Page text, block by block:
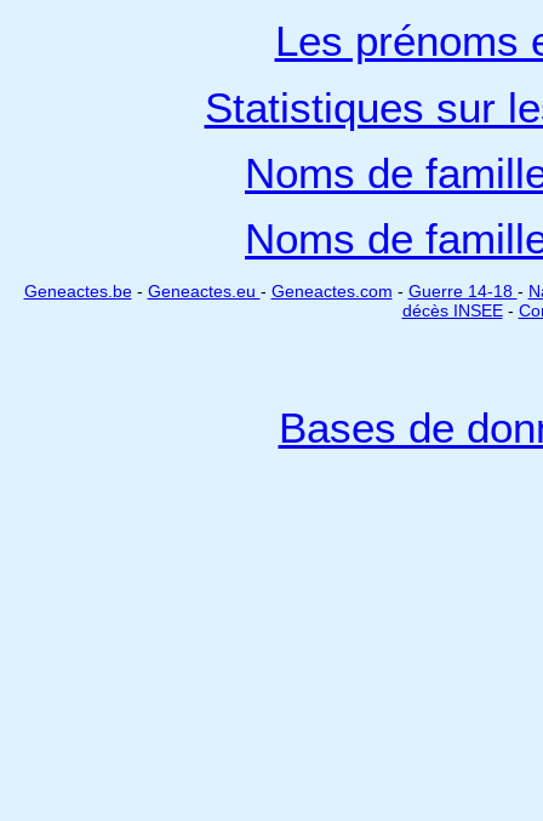
Les prénoms
Statistiques sur
Noms de
Noms de
Geneactes.be- Geneactes.eu - Geneactes.com - Guerre 14-18 -
décès INSEE-
Bases de